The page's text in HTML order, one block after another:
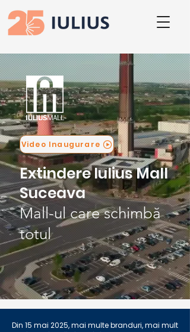
Video Inaugurare
Extindere Iulius Mall
Suceava
Mall-ul care schimbă
totul
Din 15 mai 2025, mai multe branduri, mai mult